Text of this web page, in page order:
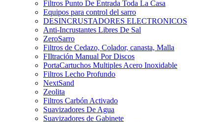
Filtros Punto De Entrada Toda La Casa
Equipos para control del sarro
DESINCRUSTADORES ELECTRONICOS
Anti-Incrustantes Libres De Sal
ZeroSarro
Filtros de Cedazo, Colador, canasta, Malla
FIltración Manual Por Discos
PortaCartuchos Multiples Acero Inoxidable
Filtros Lecho Profundo
NextSand
Zeolita
Filtros Carbón Activado
Suavizadores De Agua
Suavizadores de Gabinete